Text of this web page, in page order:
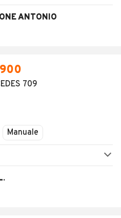
ANTONIO
709
Manuale